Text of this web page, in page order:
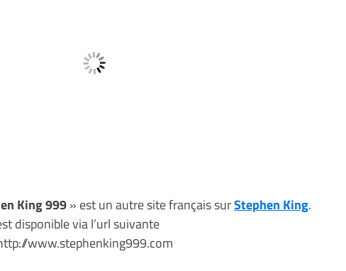
King 999» est un autre site français surStephen King.
disponible via l’url suivante
www.stephenking999.com